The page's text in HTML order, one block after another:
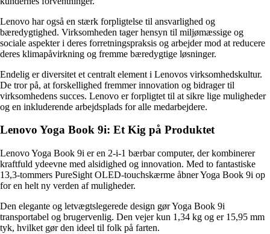
Lenovo har også en stærk forpligtelse til ansvarlighed og
bæredygtighed. Virksomheden tager hensyn til miljømæssige og
sociale aspekter i deres forretningspraksis og arbejder mod at reducere
deres klimapåvirkning og fremme bæredygtige løsninger.
Endelig er diversitet et centralt element i Lenovos virksomhedskultur.
De tror på, at forskellighed fremmer innovation og bidrager til
virksomhedens succes. Lenovo er forpligtet til at sikre lige muligheder
og en inkluderende arbejdsplads for alle medarbejdere.
Lenovo Yoga Book 9i: Et Kig på Produktet
Lenovo Yoga Book 9i er en 2-i-1 bærbar computer, der kombinerer
kraftfuld ydeevne med alsidighed og innovation. Med to fantastiske
13,3-tommers PureSight OLED-touchskærme åbner Yoga Book 9i op
for en helt ny verden af muligheder.
Den elegante og letvægtslegerede design gør Yoga Book 9i
transportabel og brugervenlig. Den vejer kun 1,34 kg og er 15,95 mm
tyk, hvilket gør den ideel til folk på farten.